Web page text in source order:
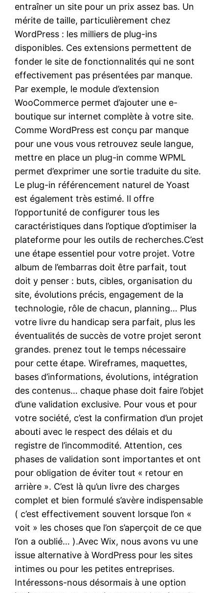
entraîner un site pour un prix assez bas. Un
mérite de taille, particulièrement chez
WordPress : les milliers de plug-ins
disponibles. Ces extensions permettent de
fonder le site de fonctionnalités qui ne sont
effectivement pas présentées par manque.
Par exemple, le module d’extension
WooCommerce permet d’ajouter une e-
boutique sur internet complète à votre site.
Comme WordPress est conçu par manque
pour une vous vous retrouvez seule langue,
mettre en place un plug-in comme WPML
permet d’exprimer une sortie traduite du site.
Le plug-in référencement naturel de Yoast
est également très estimé. Il offre
l’opportunité de configurer tous les
caractéristiques dans l’optique d’optimiser la
plateforme pour les outils de recherches.C’est
une étape essentiel pour votre projet. Votre
album de l’embarras doit être parfait, tout
doit y penser : buts, cibles, organisation du
site, évolutions précis, engagement de la
technologie, rôle de chacun, planning… Plus
votre livre du handicap sera parfait, plus les
éventualités de succès de votre projet seront
grandes. prenez tout le temps nécessaire
pour cette étape. Wireframes, maquettes,
bases d’informations, évolutions, intégration
des contenus… chaque phase doit faire l’objet
d’une validation exclusive. Pour vous et pour
votre société, c’est la confirmation d’un projet
abouti avec le respect des délais et du
registre de l’incommodité. Attention, ces
phases de validation sont importantes et ont
pour obligation de éviter tout « retour en
arrière ». C’est là qu’un livre des charges
complet et bien formulé s’avère indispensable
( c’est effectivement souvent lorsque l’on «
voit » les choses que l’on s’aperçoit de ce que
l’on a oublié… ).Avec Wix, nous avons vu une
issue alternative à WordPress pour les sites
intimes ou pour les petites entreprises.
Intéressons-nous désormais à une option